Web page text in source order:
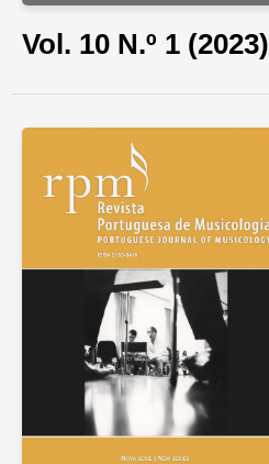
Vol. 10 N.º 1 (2023)